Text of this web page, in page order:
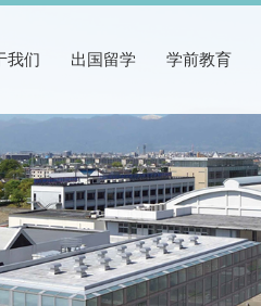
我们 出国留学 学前教育